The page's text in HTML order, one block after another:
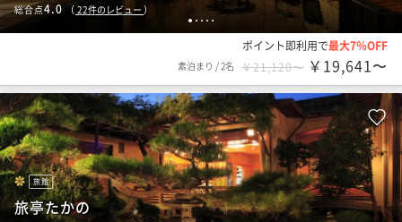
1 2 3 4 5
総合点4.0 （ 22件のレビュー ）
ポイント即利用で最大7％OFF
素泊まり /2名 ￥21,120〜 ￥19,641〜
旅館
旅亭たかの